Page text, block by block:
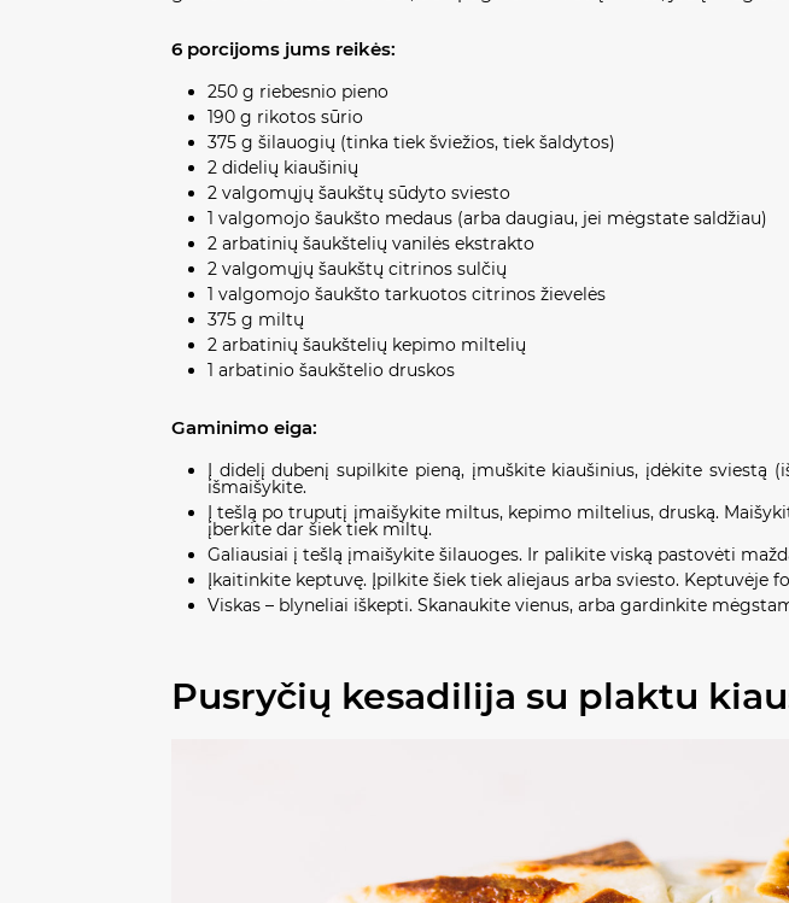
6 porcijoms jums reikės:
250 g riebesnio pieno
190 g rikotos sūrio
375 g šilauogių (tinka tiek šviežios, tiek šaldytos)
2 didelių kiaušinių
2 valgomųjų šaukštų sūdyto sviesto
1 valgomojo šaukšto medaus (arba daugiau, jei mėgstate saldžiau)
2 arbatinių šaukštelių vanilės ekstrakto
2 valgomųjų šaukštų citrinos sulčių
1 valgomojo šaukšto tarkuotos citrinos žievelės
375 g miltų
2 arbatinių šaukštelių kepimo miltelių
1 arbatinio šaukštelio druskos
Gaminimo eiga:
Į didelį dubenį supilkite pieną, įmuškite kiaušinius, įdėkite sviestą
išmaišykite.
Į tešlą po truputį įmaišykite miltus, kepimo miltelius, druską.
įberkite dar šiek tiek miltų.
Galiausiai į tešlą įmaišykite šilauoges. Ir palikite viską pastovėti
Įkaitinkite keptuvę. Įpilkite šiek tiek aliejaus arba sviesto. Keptuvėje
Viskas – blyneliai iškepti. Skanaukite vienus, arba gardinkite
Pusryčių kesadilija su plaktu